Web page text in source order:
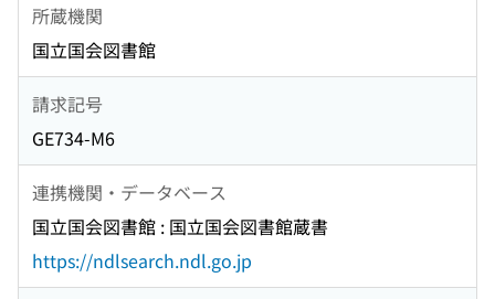
所蔵機関
国立国会図書館
請求記号
GE734-M6
連携機関・データベース
国立国会図書館 : 国立国会図書館蔵書
https://ndlsearch.ndl.go.jp